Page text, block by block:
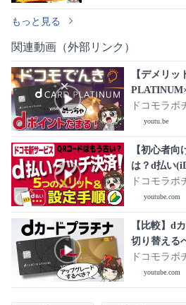
もっと見る
関連動画（外部リンク）
【デメリ
還元数がヤ
してみた
ドコモラボ
youtu.be
【初心者
は？d払い
ント還元率
ドコモラボ
youtube.com
【比較】d
切り替える
つの方法
ドコモラボ
youtube.com